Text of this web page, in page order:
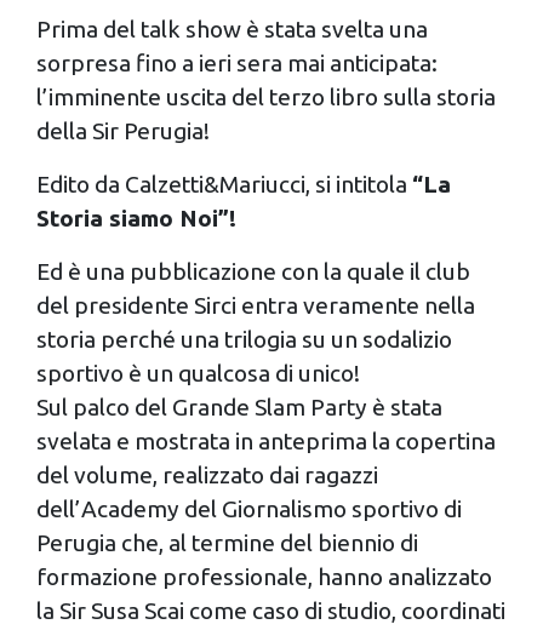
Prima del talk show è stata svelta una
sorpresa fino a ieri sera mai anticipata:
l’imminente uscita del terzo libro sulla storia
della Sir Perugia!
Edito da Calzetti&Mariucci, si intitola “La
Storia siamo Noi”!
Ed è una pubblicazione con la quale il club
del presidente Sirci entra veramente nella
storia perché una trilogia su un sodalizio
sportivo è un qualcosa di unico!
Sul palco del Grande Slam Party è stata
svelata e mostrata in anteprima la copertina
del volume, realizzato dai ragazzi
dell’Academy del Giornalismo sportivo di
Perugia che, al termine del biennio di
formazione professionale, hanno analizzato
la Sir Susa Scai come caso di studio, coordinati